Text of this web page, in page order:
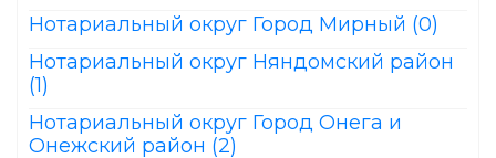
Нотариальный округ Город Мирный (0)
Нотариальный округ Няндомский район
(1)
Нотариальный округ Город Онега и
Онежский район (2)